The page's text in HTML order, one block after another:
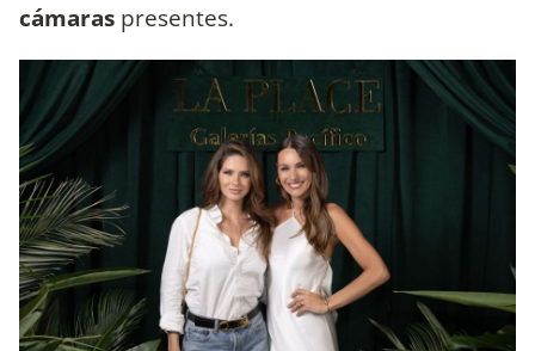
cámaras presentes.